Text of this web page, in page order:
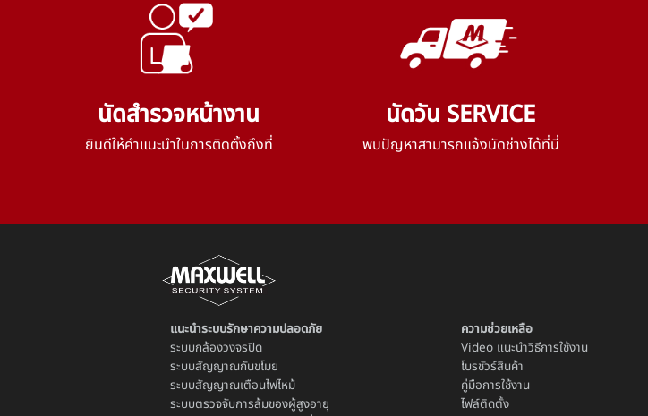
นัดสำรวจหน้างาน
ยินดีให้คำแนะนำในการติดตั้งถึงที่
นัดวัน SERVICE
พบปัญหาสามารถแจ้งนัดช่างได้ที่นี่
แนะนำระบบรักษาความปลอดภัย
ระบบกล้องวงจรปิด
ระบบสัญญาณกันขโมย
ระบบสัญญาณเตือนไฟไหม้
ระบบตรวจจับการล้มของผู้สูงอายุ
ความช่วยเหลือ
Video แนะนำวิธีการใช้งาน
โบรชัวร์สินค้า
คู่มือการใช้งาน
ไฟล์ติดตั้ง